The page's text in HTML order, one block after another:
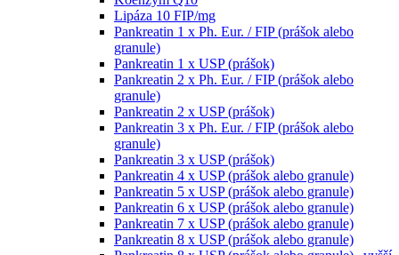
Lipáza 10 FIP/mg
Pankreatin 1 x Ph. Eur. / FIP (prášok alebo
granule)
Pankreatin 1 x USP (prášok)
Pankreatin 2 x Ph. Eur. / FIP (prášok alebo
granule)
Pankreatin 2 x USP (prášok)
Pankreatin 3 x Ph. Eur. / FIP (prášok alebo
granule)
Pankreatin 3 x USP (prášok)
Pankreatin 4 x USP (prášok alebo granule)
Pankreatin 5 x USP (prášok alebo granule)
Pankreatin 6 x USP (prášok alebo granule)
Pankreatin 7 x USP (prášok alebo granule)
Pankreatin 8 x USP (prášok alebo granule)